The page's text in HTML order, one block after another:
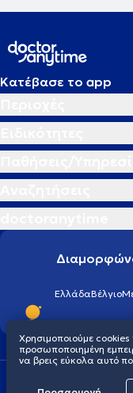
Κατέβασε το app
ΕλλάδαΒέλγιο
Χρησιμοποιούμε
προσωποποιημένη
να βρεις εύκολα αυτό